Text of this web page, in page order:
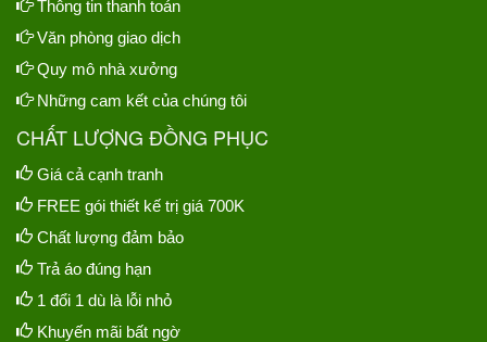
Thông tin thanh toán
Văn phòng giao dịch
Quy mô nhà xưởng
Những cam kết của chúng tôi
CHẤT LƯỢNG ĐỒNG PHỤC
Giá cả cạnh tranh
FREE gói thiết kế trị giá 700K
Chất lượng đảm bảo
Trả áo đúng hạn
1 đổi 1 dù là lỗi nhỏ
Khuyến mãi bất ngờ